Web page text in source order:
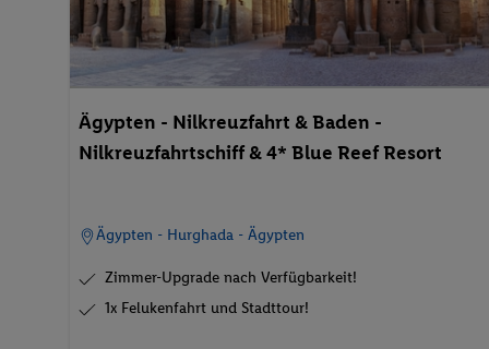
Ägypten - Nilkreuzfahrt & Baden -
Nilkreuzfahrtschiff & 4* Blue Reef Resort
Ägypten - Hurghada - Ägypten
Zimmer-Upgrade nach Verfügbarkeit!
1x Felukenfahrt und Stadttour!